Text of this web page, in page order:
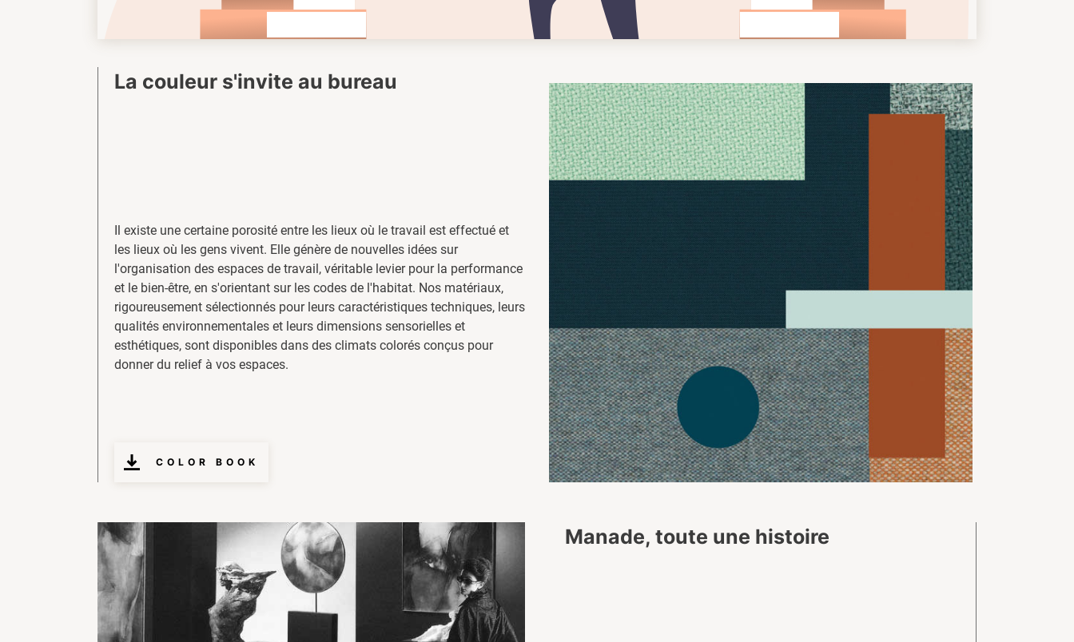
La couleur s'invite au bureau
Il existe une certaine porosité entre les lieux où le travail est effectué et
les lieux où les gens vivent. Elle génère de nouvelles idées sur
l'organisation des espaces de travail, véritable levier pour la performance
et le bien-être, en s'orientant sur les codes de l'habitat. Nos matériaux,
rigoureusement sélectionnés pour leurs caractéristiques techniques, leurs
qualités environnementales et leurs dimensions sensorielles et
esthétiques, sont disponibles dans des climats colorés conçus pour
donner du relief à vos espaces.
COLOR BOOK
Manade, toute une histoire